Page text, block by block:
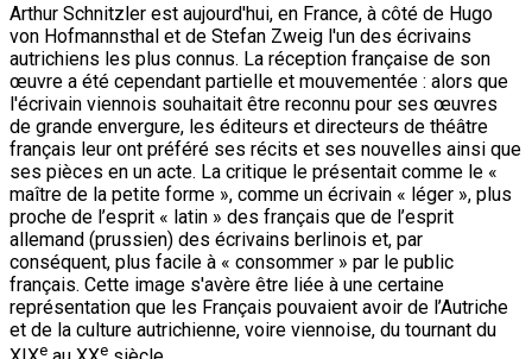
Arthur Schnitzler est aujourd'hui, en France, à côté de Hugo
von Hofmannsthal et de Stefan Zweig l'un des écrivains
autrichiens les plus connus. La réception française de son
œuvre a été cependant partielle et mouvementée : alors que
l'écrivain viennois souhaitait être reconnu pour ses œuvres
de grande envergure, les éditeurs et directeurs de théâtre
français leur ont préféré ses récits et ses nouvelles ainsi que
ses pièces en un acte. La critique le présentait comme le «
maître de la petite forme », comme un écrivain « léger », plus
proche de l’esprit « latin » des français que de l’esprit
allemand (prussien) des écrivains berlinois et, par
conséquent, plus facile à « consommer » par le public
français. Cette image s'avère être liée à une certaine
représentation que les Français pouvaient avoir de l’Autriche
et de la culture autrichienne, voire viennoise, du tournant du
e e